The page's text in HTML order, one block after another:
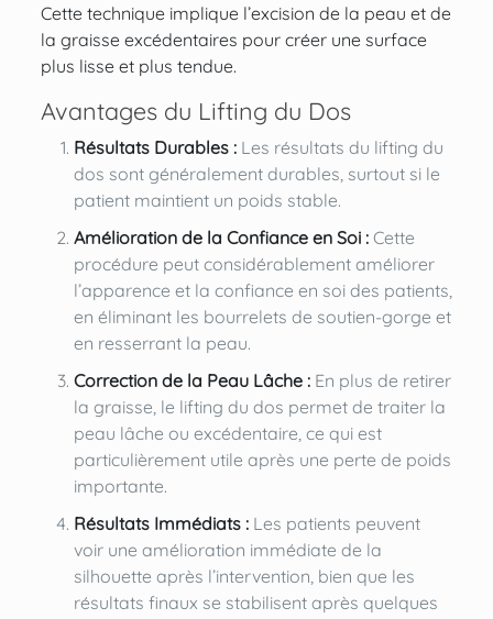
Cette technique implique l’excision de la peau et de
la graisse excédentaires pour créer une surface
plus lisse et plus tendue.
Avantages du Lifting du Dos
Résultats Durables :Les résultats du lifting du
dos sont généralement durables, surtout si le
patient maintient un poids stable.
Amélioration de la Confiance en Soi :Cette
procédure peut considérablement améliorer
l’apparence et la confiance en soi des patients,
en éliminant les bourrelets de soutien-gorge et
en resserrant la peau.
Correction de la Peau Lâche :En plus de retirer
la graisse, le lifting du dos permet de traiter la
peau lâche ou excédentaire, ce qui est
particulièrement utile après une perte de poids
importante.
Résultats Immédiats :Les patients peuvent
voir une amélioration immédiate de la
silhouette après l’intervention, bien que les
résultats finaux se stabilisent après quelques